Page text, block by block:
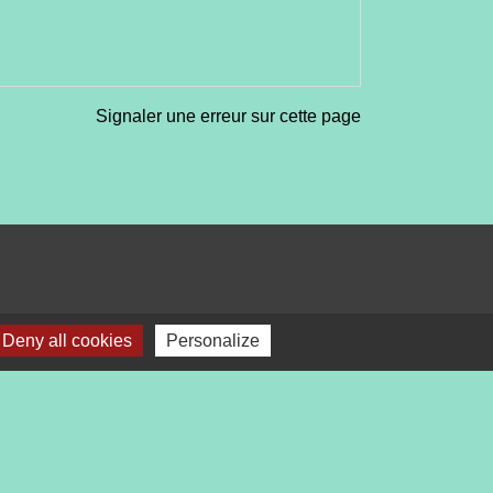
Signaler une erreur sur cette page
Deny all cookies Personalize